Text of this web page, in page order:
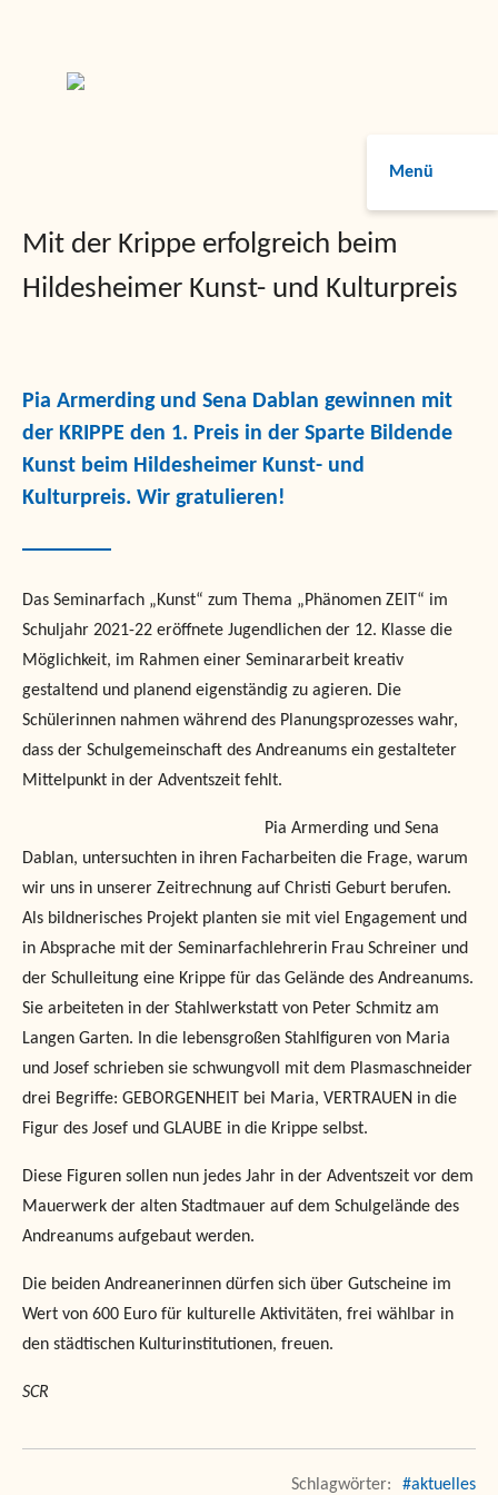
Menü
Mit der Krippe erfolgreich beim
Hildesheimer Kunst- und Kulturpreis
Pia Armerding und Sena Dablan gewinnen mit
der KRIPPE den 1. Preis in der Sparte Bildende
Kunst beim Hildesheimer Kunst- und
Kulturpreis. Wir gratulieren!
Das Seminarfach „Kunst“ zum Thema „Phänomen ZEIT“ im
Schuljahr 2021-22 eröffnete Jugendlichen der 12. Klasse die
Möglichkeit, im Rahmen einer Seminararbeit kreativ
gestaltend und planend eigenständig zu agieren. Die
Schülerinnen nahmen während des Planungsprozesses wahr,
dass der Schulgemeinschaft des Andreanums ein gestalteter
Mittelpunkt in der Adventszeit fehlt.
Pia Armerding und Sena
Dablan, untersuchten in ihren Facharbeiten die Frage, warum
wir uns in unserer Zeitrechnung auf Christi Geburt berufen.
Als bildnerisches Projekt planten sie mit viel Engagement und
in Absprache mit der Seminarfachlehrerin Frau Schreiner und
der Schulleitung eine Krippe für das Gelände des Andreanums.
Sie arbeiteten in der Stahlwerkstatt von Peter Schmitz am
Langen Garten. In die lebensgroßen Stahlfiguren von Maria
und Josef schrieben sie schwungvoll mit dem Plasmaschneider
drei Begriffe: GEBORGENHEIT bei Maria, VERTRAUEN in die
Figur des Josef und GLAUBE in die Krippe selbst.
Diese Figuren sollen nun jedes Jahr in der Adventszeit vor dem
Mauerwerk der alten Stadtmauer auf dem Schulgelände des
Andreanums aufgebaut werden.
Die beiden Andreanerinnen dürfen sich über Gutscheine im
Wert von 600 Euro für kulturelle Aktivitäten, frei wählbar in
den städtischen Kulturinstitutionen, freuen.
SCR
#aktuelles